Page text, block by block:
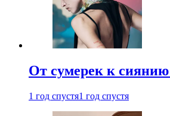
От сумерек к
1 год спустя1 год спустя